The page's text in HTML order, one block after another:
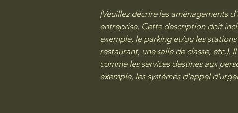
[Veuillez décrire les aménagements
entreprise. Cette description doit
exemple, le parking et/ou les
restaurant, une salle de classe,
comme les services destinés aux
exemple, les systèmes d'appel